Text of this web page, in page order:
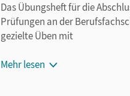
Das Übungsheft für die
Prüfungen an der
gezielte Üben mit
Hinweisen und
Mehr lesen